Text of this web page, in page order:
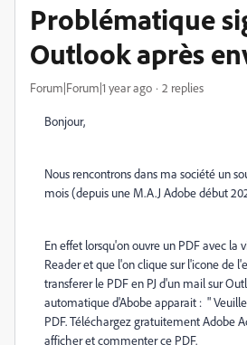
Problématique
Outlook après
Forum|Forum|1 year ago 2 replies
Bonjour,
Nous rencontrons dans ma société un
mois (depuis une M.A.J Adobe début
En effet lorsqu'on ouvre un PDF avec la
Reader et que l'on clique sur l'icone de
transferer le PDF en PJ d'un mail sur
automatique d'Abobe apparait : "
PDF. Téléchargez gratuitement Adobe
afficher et commenter ce PDF.